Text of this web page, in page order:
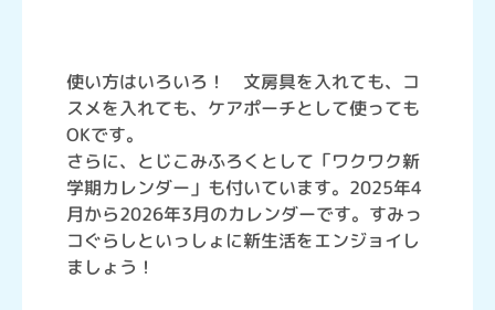
使い方はいろいろ！ 文房具を入れても、コ
スメを入れても、ケアポーチとして使っても
OKです。
さらに、とじこみふろくとして「ワクワク新
学期カレンダー」も付いています。2025年4
月から2026年3月のカレンダーです。すみっ
コぐらしといっしょに新生活をエンジョイし
ましょう！